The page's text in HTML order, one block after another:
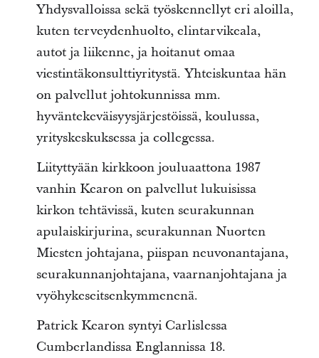
Yhdysvalloissa sekä työskennellyt eri aloilla,
kuten terveydenhuolto, elintarvikeala,
autot ja liikenne, ja hoitanut omaa
viestintäkonsulttiyritystä. Yhteiskuntaa hän
on palvellut johtokunnissa mm.
hyväntekeväisyysjärjestöissä, koulussa,
yrityskeskuksessa ja collegessa.
Liityttyään kirkkoon jouluaattona 1987
vanhin Kearon on palvellut lukuisissa
kirkon tehtävissä, kuten seurakunnan
apulaiskirjurina, seurakunnan Nuorten
Miesten johtajana, piispan neuvonantajana,
seurakunnanjohtajana, vaarnanjohtajana ja
vyöhykeseitsenkymmenenä.
Patrick Kearon syntyi Carlislessa
Cumberlandissa Englannissa 18.